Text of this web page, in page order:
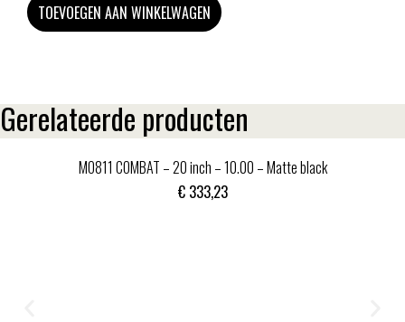
TOEVOEGEN AAN WINKELWAGEN
Gerelateerde producten
MO811 COMBAT – 20 inch – 10.00 – Matte black
€333,23